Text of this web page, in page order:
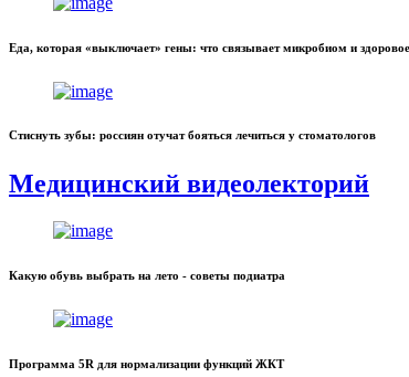
Еда, которая «выключает» гены: что связывает микробиом и
Стиснуть зубы: россиян отучат бояться лечиться у стоматологов
Медицинский видеолекторий
Какую обувь выбрать на лето - советы подиатра
Программа 5R для нормализации функций ЖКТ